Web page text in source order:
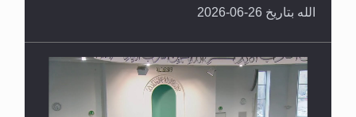
الله بتاريخ 26-06-2026